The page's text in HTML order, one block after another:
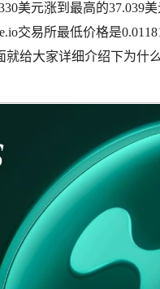
美元涨到最高的37.039
交易所最低价格是
给大家详细介绍下为什